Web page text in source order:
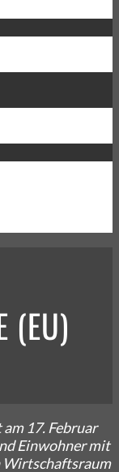
(EU)
17. Februar
Einwohner mit
Wirtschaftsraum